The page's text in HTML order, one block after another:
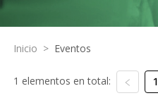
Inicio > Eventos
1 elementos en total: 1